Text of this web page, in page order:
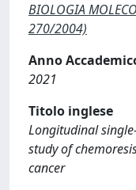
BIOLOGIA
270/2004)
Anno
2021
Titolo inglese
Longitudinal
study of
cancer